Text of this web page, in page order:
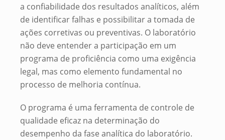
a confiabilidade dos resultados analíticos, além
de identificar falhas e possibilitar a tomada de
ações corretivas ou preventivas. O laboratório
não deve entender a participação em um
programa de proficiência como uma exigência
legal, mas como elemento fundamental no
processo de melhoria contínua.
O programa é uma ferramenta de controle de
qualidade eficaz na determinação do
desempenho da fase analítica do laboratório.